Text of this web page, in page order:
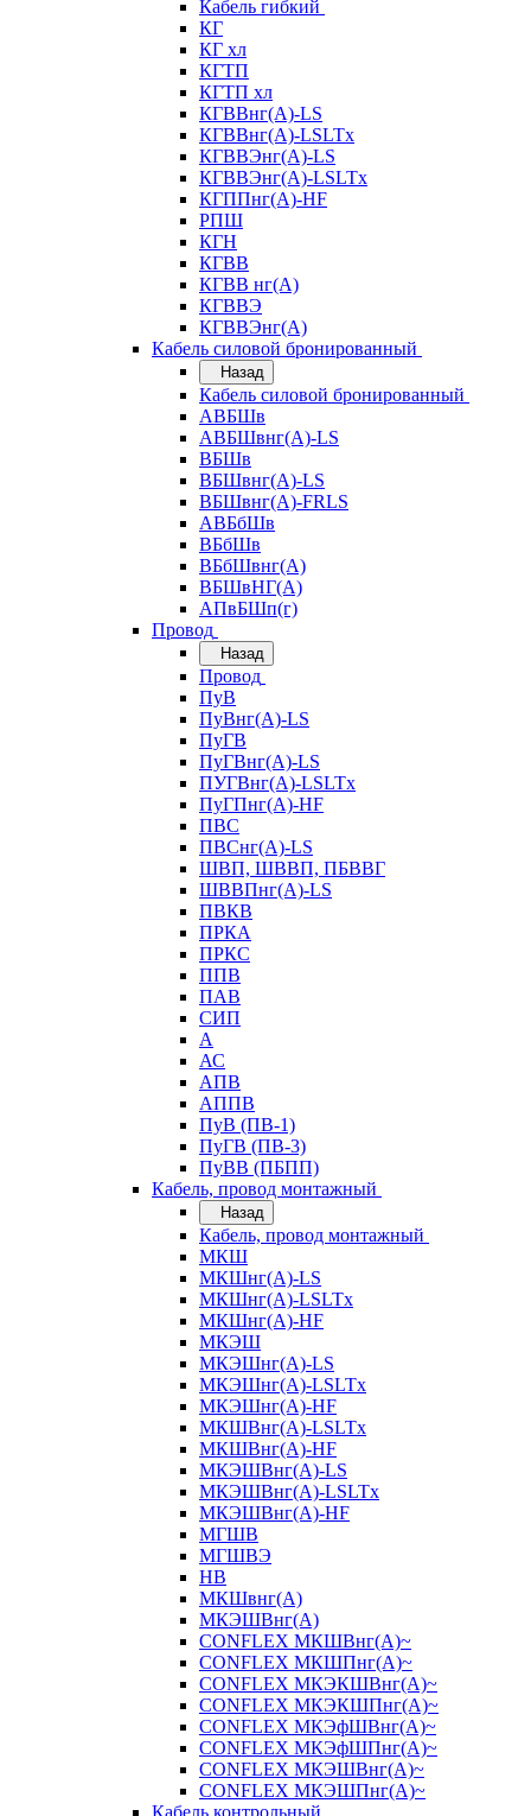
Кабель гибкий
КГ
КГ хл
КГТП
КГТП хл
КГВВнг(А)-LS
КГВВнг(А)-LSLTx
КГВВЭнг(А)-LS
КГВВЭнг(А)-LSLTx
КГППнг(А)-HF
РПШ
КГН
КГВВ
КГВВ нг(А)
КГВВЭ
КГВВЭнг(А)
Кабель силовой бронированный
Назад
Кабель силовой бронированный
АВБШв
АВБШвнг(А)-LS
ВБШв
ВБШвнг(А)-LS
ВБШвнг(А)-FRLS
АВБбШв
ВБбШв
ВБбШвнг(А)
ВБШвНГ(А)
АПвБШп(г)
Провод
Назад
Провод
ПуВ
ПуВнг(А)-LS
ПуГВ
ПуГВнг(А)-LS
ПУГВнг(А)-LSLTx
ПуГПнг(А)-HF
ПВС
ПВСнг(А)-LS
ШВП, ШВВП, ПБВВГ
ШВВПнг(А)-LS
ПВКВ
ПРКА
ПРКС
ППВ
ПАВ
СИП
А
АС
АПВ
АППВ
ПуВ (ПВ-1)
ПуГВ (ПВ-3)
ПуВВ (ПБПП)
Кабель, провод монтажный
Назад
Кабель, провод монтажный
МКШ
МКШнг(А)-LS
МКШнг(А)-LSLTx
МКШнг(А)-HF
МКЭШ
МКЭШнг(А)-LS
МКЭШнг(А)-LSLTx
МКЭШнг(А)-HF
МКШВнг(A)-LSLTx
МКШВнг(А)-HF
МКЭШВнг(А)-LS
МКЭШВнг(A)-LSLTx
МКЭШВнг(А)-HF
МГШВ
МГШВЭ
НВ
МКШвнг(А)
МКЭШВнг(А)
CONFLEX МКШВнг(А)~
CONFLEX МКШПнг(А)~
CONFLEX МКЭКШВнг(А)~
CONFLEX МКЭКШПнг(А)~
CONFLEX МКЭфШВнг(А)~
CONFLEX МКЭфШПнг(А)~
CONFLEX МКЭШВнг(А)~
CONFLEX МКЭШПнг(А)~
Кабель контрольный